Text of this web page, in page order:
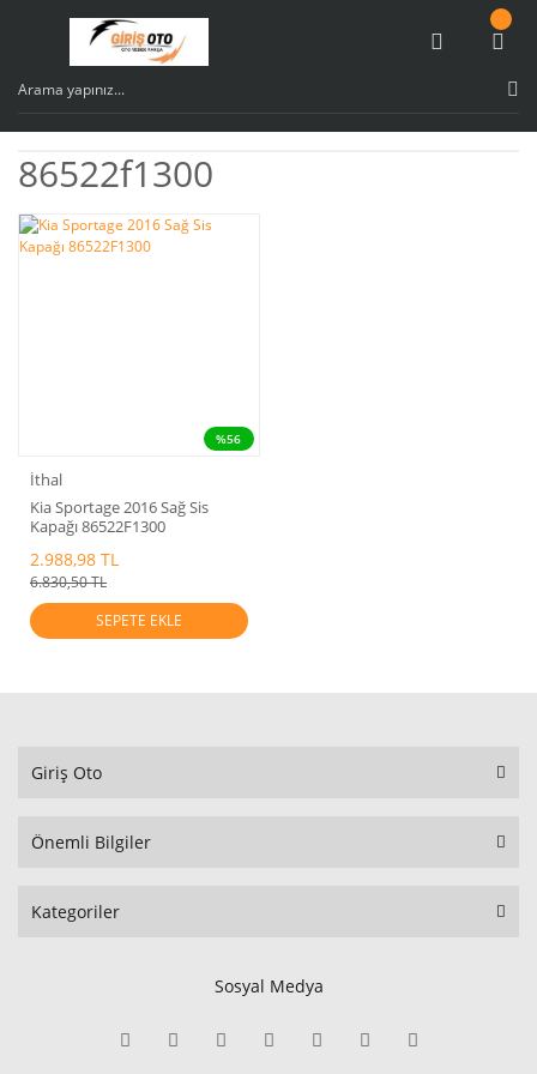
86522f1300
%56
İthal
Kia Sportage 2016 Sağ Sis
Kapağı 86522F1300
2.988,98 TL
6.830,50 TL
SEPETE EKLE
Giriş Oto
Önemli Bilgiler
Kategoriler
Sosyal Medya